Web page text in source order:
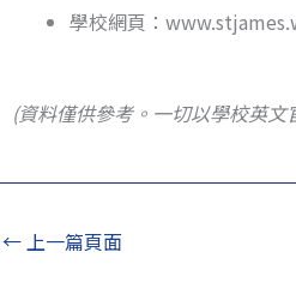
學校網頁：
(資料僅供參考。一切以學校英文
←上一篇頁面